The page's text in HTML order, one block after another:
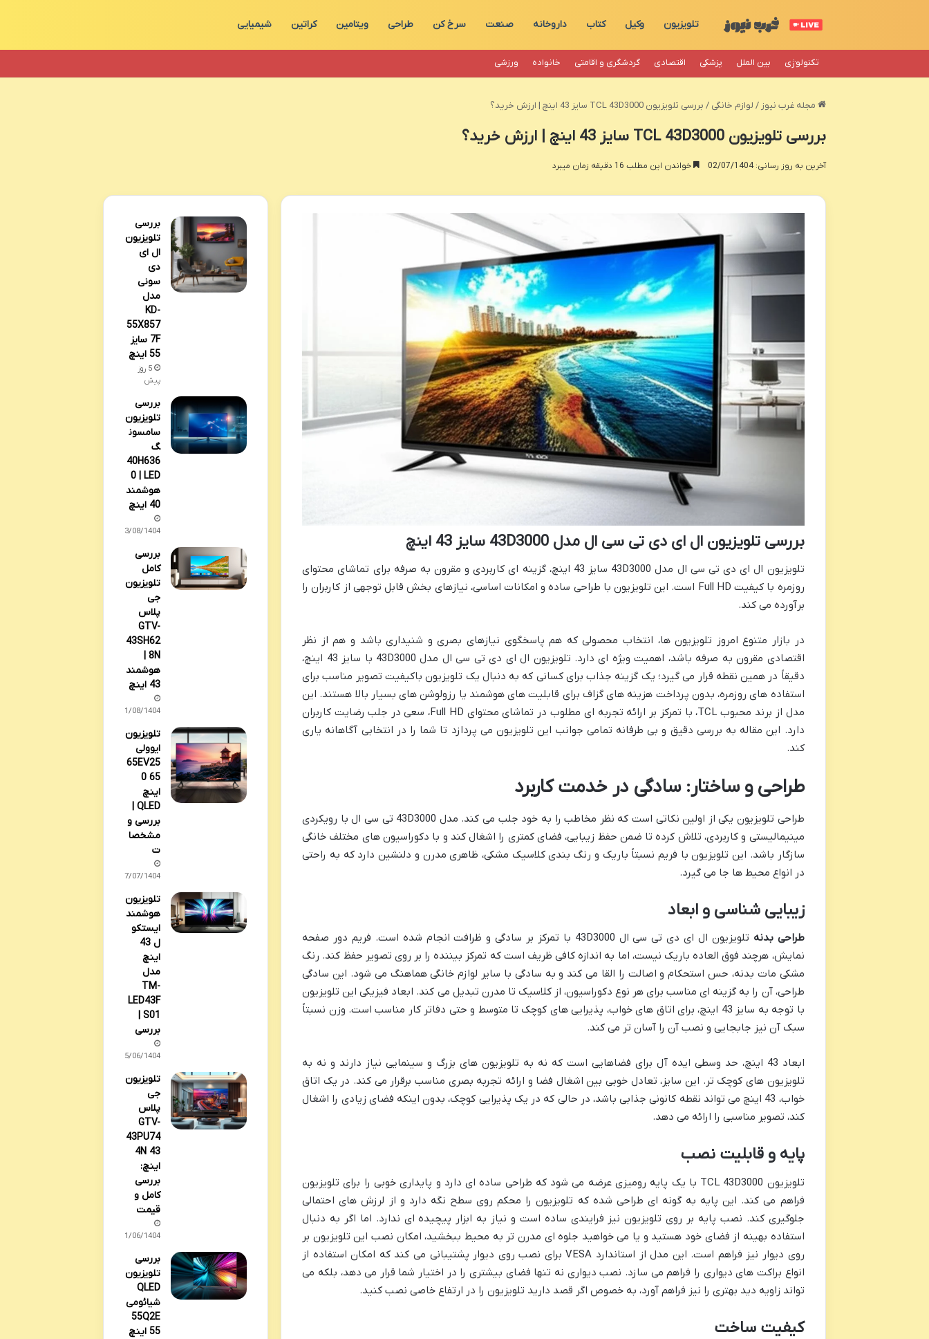
تلویزیون وکیل کتاب داروخانه صنعت سرخ کن طراحی ویتامین کراتین شیمیایی
تکنولوژی بین الملل پزشکی اقتصادی گردشگری و اقامتی خانواده ورزشی
مجله غرب نیوز / لوازم خانگی / بررسی تلویزیون TCL 43D3000 سایز 43 اینچ | ارزش خرید؟
بررسی تلویزیون TCL 43D3000 سایز 43 اینچ | ارزش خرید؟
آخرین به روز رسانی: 02/07/1404 خواندن این مطلب 16 دقیقه زمان میبرد
بررسی تلویزیون ال ای دی تی سی ال مدل 43D3000 سایز 43 اینچ
تلویزیون ال ای دی تی سی ال مدل 43D3000 سایز 43 اینچ، گزینه ای کاربردی و مقرون به صرفه برای تماشای محتوای
روزمره با کیفیت Full HD است. این تلویزیون با طراحی ساده و امکانات اساسی، نیازهای بخش قابل توجهی از کاربران را
برآورده می کند.
در بازار متنوع امروز تلویزیون ها، انتخاب محصولی که هم پاسخگوی نیازهای بصری و شنیداری باشد و هم از نظر
اقتصادی مقرون به صرفه باشد، اهمیت ویژه ای دارد. تلویزیون ال ای دی تی سی ال مدل 43D3000 با سایز 43 اینچ،
دقیقاً در همین نقطه قرار می گیرد؛ یک گزینه جذاب برای کسانی که به دنبال یک تلویزیون باکیفیت تصویر مناسب برای
استفاده های روزمره، بدون پرداخت هزینه های گزاف برای قابلیت های هوشمند یا رزولوشن های بسیار بالا هستند. این
مدل از برند محبوب TCL، با تمرکز بر ارائه تجربه ای مطلوب در تماشای محتوای Full HD، سعی در جلب رضایت کاربران
دارد. این مقاله به بررسی دقیق و بی طرفانه تمامی جوانب این تلویزیون می پردازد تا شما را در انتخابی آگاهانه یاری
کند.
طراحی و ساختار: سادگی در خدمت کاربرد
طراحی تلویزیون یکی از اولین نکاتی است که نظر مخاطب را به خود جلب می کند. مدل 43D3000 تی سی ال با رویکردی
مینیمالیستی و کاربردی، تلاش کرده تا ضمن حفظ زیبایی، فضای کمتری را اشغال کند و با دکوراسیون های مختلف خانگی
سازگار باشد. این تلویزیون با فریم نسبتاً باریک و رنگ بندی کلاسیک مشکی، ظاهری مدرن و دلنشین دارد که به راحتی
در انواع محیط ها جا می گیرد.
زیبایی شناسی و ابعاد
طراحی بدنه
تلویزیون ال ای دی تی سی ال 43D3000 با تمرکز بر سادگی و ظرافت انجام شده است. فریم دور صفحه
نمایش، هرچند فوق العاده باریک نیست، اما به اندازه کافی ظریف است که تمرکز بیننده را بر روی تصویر حفظ کند. رنگ
مشکی مات بدنه، حس استحکام و اصالت را القا می کند و به سادگی با سایر لوازم خانگی هماهنگ می شود. این سادگی
طراحی، آن را به گزینه ای مناسب برای هر نوع دکوراسیون، از کلاسیک تا مدرن تبدیل می کند. ابعاد فیزیکی این تلویزیون
با توجه به سایز 43 اینچ، برای اتاق های خواب، پذیرایی های کوچک تا متوسط و حتی دفاتر کار مناسب است. وزن نسبتاً
سبک آن نیز جابجایی و نصب آن را آسان تر می کند.
ابعاد 43 اینچ، حد وسطی ایده آل برای فضاهایی است که نه به تلویزیون های بزرگ و سینمایی نیاز دارند و نه به
تلویزیون های کوچک تر. این سایز، تعادل خوبی بین اشغال فضا و ارائه تجربه بصری مناسب برقرار می کند. در یک اتاق
خواب، 43 اینچ می تواند نقطه کانونی جذابی باشد، در حالی که در یک پذیرایی کوچک، بدون اینکه فضای زیادی را اشغال
کند، تصویر مناسبی را ارائه می دهد.
پایه و قابلیت نصب
تلویزیون TCL 43D3000 با یک پایه رومیزی عرضه می شود که طراحی ساده ای دارد و پایداری خوبی را برای تلویزیون
فراهم می کند. این پایه به گونه ای طراحی شده که تلویزیون را محکم روی سطح نگه دارد و از لرزش های احتمالی
جلوگیری کند. نصب پایه بر روی تلویزیون نیز فرایندی ساده است و نیاز به ابزار پیچیده ای ندارد. اما اگر به دنبال
استفاده بهینه از فضای خود هستید و یا می خواهید جلوه ای مدرن تر به محیط ببخشید، امکان نصب این تلویزیون بر
روی دیوار نیز فراهم است. این مدل از استاندارد VESA برای نصب روی دیوار پشتیبانی می کند که امکان استفاده از
انواع براکت های دیواری را فراهم می سازد. نصب دیواری نه تنها فضای بیشتری را در اختیار شما قرار می دهد، بلکه می
تواند زاویه دید بهتری را نیز فراهم آورد، به خصوص اگر قصد دارید تلویزیون را در ارتفاع خاصی نصب کنید.
کیفیت ساخت
بررسی
تلویزیون
ال ای
دی
سونی
مدل
KD-
55X857
7F سایز
55 اینچ
5 روز
پیش
بررسی
تلویزیون
سامسون
گ
40H636
0 | LED
هوشمند
40 اینچ
13/08/1404
بررسی
کامل
تلویزیون
جی
پلاس
GTV-
43SH62
8N |
هوشمند
43 اینچ
01/08/1404
تلویزیون
ایوولی
65EV25
0 65
اینچ
QLED |
بررسی و
مشخصا
ت
17/07/1404
تلویزیون
هوشمند
ایستکو
ل 43
اینچ
مدل
TM-
LED43F
S01 |
بررسی
25/06/1404
تلویزیون
جی
پلاس
GTV-
43PU74
4N 43
اینچ:
بررسی
کامل و
قیمت
21/06/1404
بررسی
تلویزیون
QLED
شیائومی
55Q2E
55 اینچ